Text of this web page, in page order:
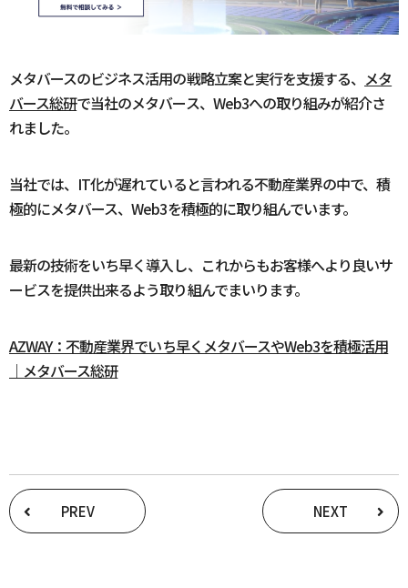
メタバースのビジネス活用の戦略立案と実行を支援する、 メタ
バース総研で当社のメタバース、Web3への取り組みが紹介さ
れました。
当社では、IT化が遅れていると言われる不動産業界の中で、積
極的にメタバース、Web3を積極的に取り組んでいます。
最新の技術をいち早く導入し、これからもお客様へより良いサ
ービスを提供出来るよう取り組んでまいります。
AZWAY：不動産業界でいち早くメタバースやWeb3を積極活用
｜メタバース総研
PREV NEXT